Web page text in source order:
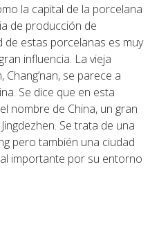
la capital de la porcelana
de producción de
de estas porcelanas es muy
influencia. La vieja
se parece a
Se dice que en esta
nombre de China, un gran
Se trata de una
pero también una ciudad
importante por su entorno